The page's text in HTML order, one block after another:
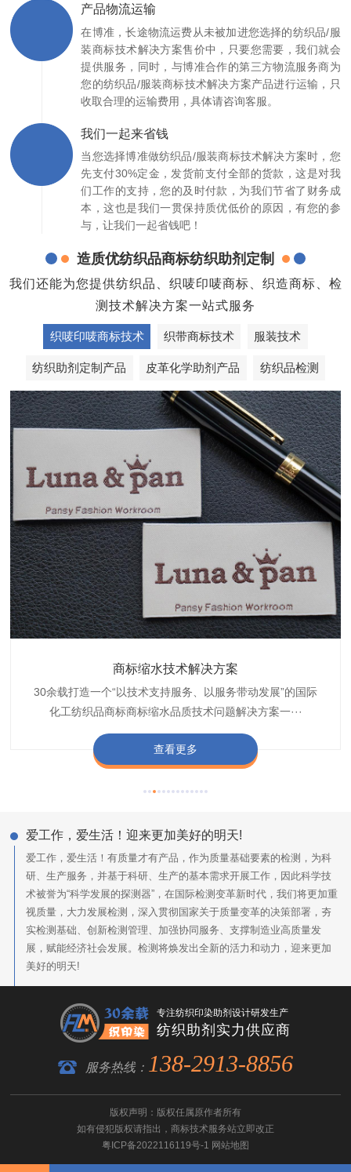
产品物流运输
在博准，长途物流运费从未被加进您选择的纺织品/服
装商标技术解决方案售价中，只要您需要，我们就会
提供服务，同时，与博准合作的第三方物流服务商为
您的纺织品/服装商标技术解决方案产品进行运输，只
收取合理的运输费用，具体请咨询客服。
我们一起来省钱
当您选择博准做纺织品/服装商标技术解决方案时，您
先支付30%定金，发货前支付全部的货款，这是对我
们工作的支持，您的及时付款，为我们节省了财务成
本，这也是我们一贯保持质优低价的原因，有您的参
与，让我们一起省钱吧！
造质优纺织品商标纺织助剂定制
我们还能为您提供纺织品、织唛印唛商标、织造商标、检
测技术解决方案一站式服务
织唛印唛商标技术 织带商标技术 服装技术
纺织助剂定制产品 皮革化学助剂产品 纺织品检测
商标缩水技术解决方案
30余载打造一个“以技术支持服务、以服务带动发展”的国际
化工纺织品商标商标缩水品质技术问题解决方案一···
查看更多
织带商标防水技术解决方案
博准公司专注于织带商标防水技术解决方案30余载,励志于
纺织品商标企业打造含油量超标品质技术问题解决方···
查看更多
服装颜色不匀技术解决方案
博准是一家专注30余载设计研发织唛印唛商标、织带服装颜
色不匀品质技术问题解决方案一站式服务提供商,技···
查看更多
纺织品阻燃母粒
博准致力于成为纺织品商标阻燃母粒剂,TF-W760,TF-W760
阻燃母粒剂加工定制服务实力提供商,···
查看更多
爱工作，爱生活！迎来更加美好的明天!
爱工作，爱生活！有质量才有产品，作为质量基础要素的检测，为科
研、生产服务，并基于科研、生产的基本需求开展工作，因此科学技
术被誉为“科学发展的探测器”，在国际检测变革新时代，我们将更加重
视质量，大力发展检测，深入贯彻国家关于质量变革的决策部署，夯
实检测基础、创新检测管理、加强协同服务、支撑制造业高质量发
展，赋能经济社会发展。检测将焕发出全新的活力和动力，迎来更加
美好的明天!
专注纺织印染助剂设计研发生产
纺织助剂实力供应商
服务热线： 138-2913-8856
版权声明：版权任属原作者所有
如有侵犯版权请指出， 商标技术服务站立即改正
粤ICP备2022116119号-1 网站地图